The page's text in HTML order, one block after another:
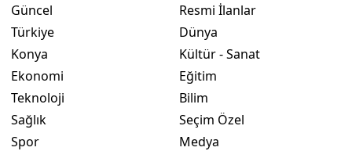
Güncel
Türkiye
Konya
Ekonomi
Teknoloji
Sağlık
Spor
Resmi İlanlar
Dünya
Kültür - Sanat
Eğitim
Bilim
Seçim Özel
Medya